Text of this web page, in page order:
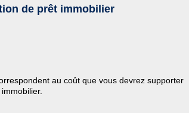
de prêt immobilier
au coût que vous devrez supporter